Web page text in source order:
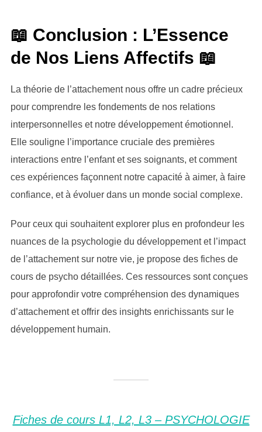
📖 Conclusion : L’Essence
de Nos Liens Affectifs 📖
La théorie de l’attachement nous offre un cadre précieux
pour comprendre les fondements de nos relations
interpersonnelles et notre développement émotionnel.
Elle souligne l’importance cruciale des premières
interactions entre l’enfant et ses soignants, et comment
ces expériences façonnent notre capacité à aimer, à faire
confiance, et à évoluer dans un monde social complexe.
Pour ceux qui souhaitent explorer plus en profondeur les
nuances de la psychologie du développement et l’impact
de l’attachement sur notre vie, je propose des fiches de
cours de psycho détaillées. Ces ressources sont conçues
pour approfondir votre compréhension des dynamiques
d’attachement et offrir des insights enrichissants sur le
développement humain.
Fiches de cours L1, L2, L3 – PSYCHOLOGIE